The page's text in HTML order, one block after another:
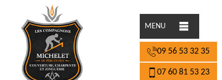
MENU
09 56 53 32 35
07 60 81 53 23